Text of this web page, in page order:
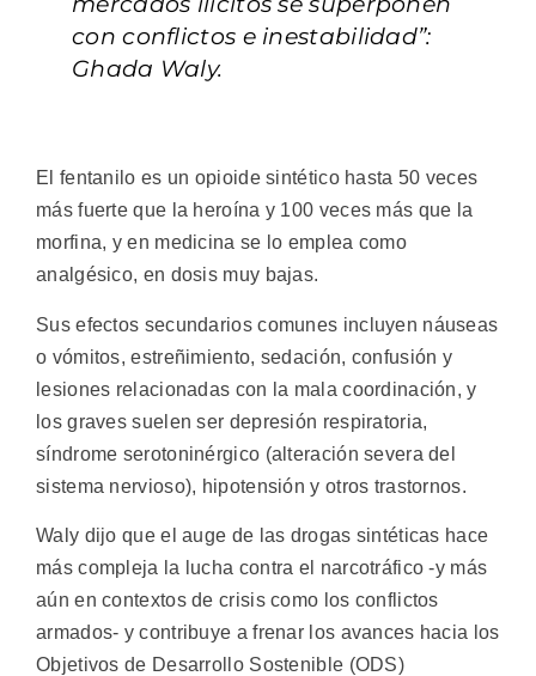
con conflictos e inestabilidad”:
Ghada Waly.
El fentanilo es un opioide sintético hasta 50 veces
más fuerte que la heroína y 100 veces más que la
morfina, y en medicina se lo emplea como
analgésico, en dosis muy bajas.
Sus efectos secundarios comunes incluyen náuseas
o vómitos, estreñimiento, sedación, confusión y
lesiones relacionadas con la mala coordinación, y
los graves suelen ser depresión respiratoria,
síndrome serotoninérgico (alteración severa del
sistema nervioso), hipotensión y otros trastornos.
Waly dijo que el auge de las drogas sintéticas hace
más compleja la lucha contra el narcotráfico -y más
aún en contextos de crisis como los conflictos
armados- y contribuye a frenar los avances hacia los
Objetivos de Desarrollo Sostenible (ODS)